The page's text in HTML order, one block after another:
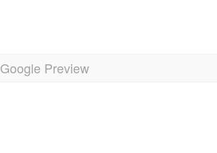
Google Preview